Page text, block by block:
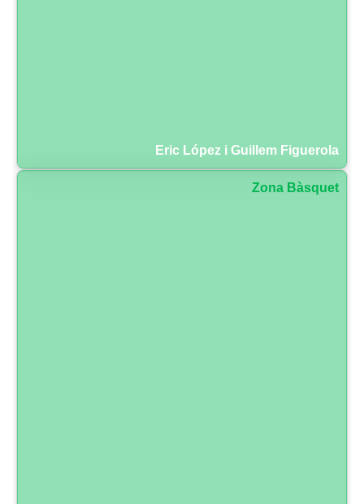
Eric López i Guillem Figuerola
Zona Bàsquet